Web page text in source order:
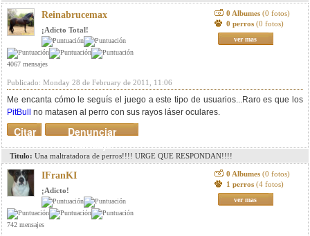
Reinabrucemax
¡Adicto Total!
4067 mensajes
0 Albumes (0 fotos)
0 perros (0 fotos)
ver mas
Publicado: Monday 28 de February de 2011, 11:06
Me encanta cómo le seguís el juego a este tipo de usuarios...Raro es que los
PitBull
no matasen al perro con sus rayos láser oculares.
Denunciar
mensaje
Citar
Titulo: Una maltratadora de perros!!!! URGE QUE RESPONDAN!!!!
IFranKI
¡Adicto!
742 mensajes
0 Albumes (0 fotos)
1 perros (4 fotos)
ver mas